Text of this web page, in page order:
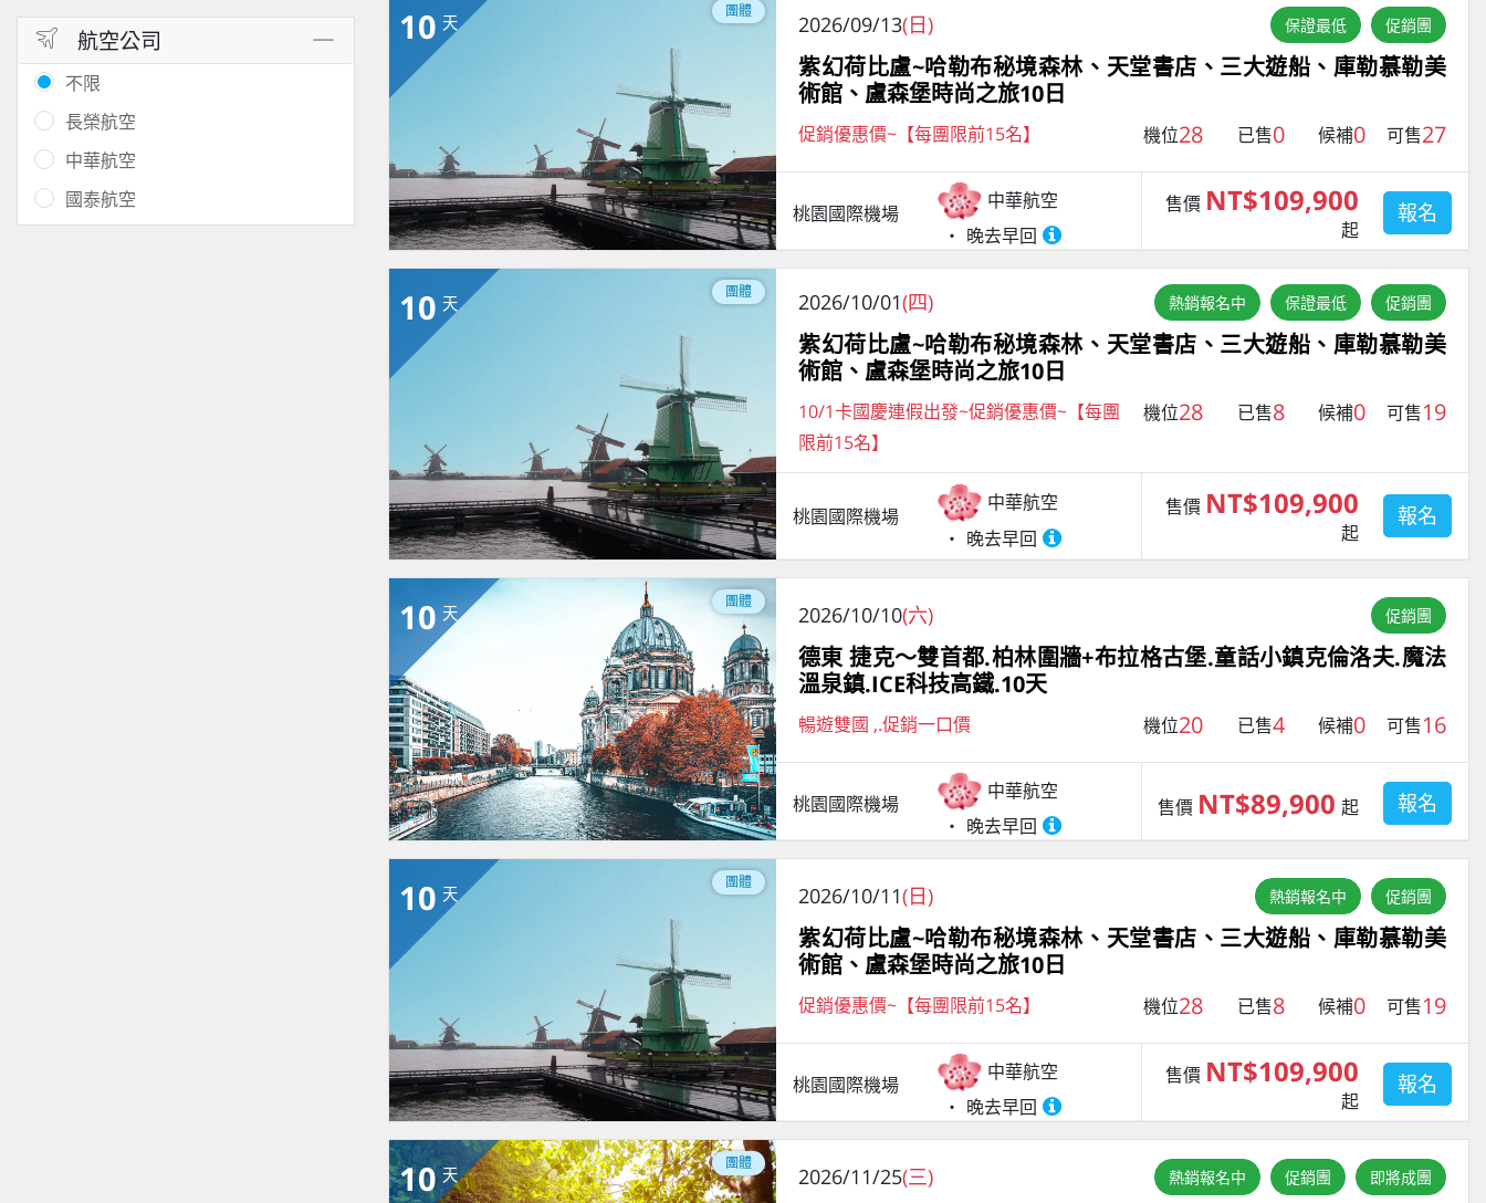
航空公司
不限
長榮航空
中華航空
國泰航空
10 天
團體
2026/09/13(日) 保證最低 促銷團
紫幻荷比盧~哈勒布秘境森林、天堂書店、三大遊船、庫勒慕勒美
術館、盧森堡時尚之旅10日
促銷優惠價~【每團限前15名】 機位28 已售0 候補0 可售27
桃園國際機場
中華航空
晚去早回
售價 NT$109,900
起
報名
10 天
團體 2026/10/01(四) 熱銷報名中 保證最低 促銷團
紫幻荷比盧~哈勒布秘境森林、天堂書店、三大遊船、庫勒慕勒美
術館、盧森堡時尚之旅10日
10/1卡國慶連假出發~促銷優惠價~【每團
限前15名】
機位28 已售8 候補0 可售19
桃園國際機場
中華航空
晚去早回
售價 NT$109,900
起
報名
10 天
團體
2026/10/10(六) 促銷團
德東 捷克～雙首都.柏林圍牆+布拉格古堡.童話小鎮克倫洛夫.魔法
溫泉鎮.ICE科技高鐵.10天
暢遊雙國 ,.促銷一口價 機位20 已售4 候補0 可售16
桃園國際機場
中華航空
晚去早回
售價 NT$89,900 起 報名
10 天
團體
2026/10/11(日) 熱銷報名中 促銷團
紫幻荷比盧~哈勒布秘境森林、天堂書店、三大遊船、庫勒慕勒美
術館、盧森堡時尚之旅10日
促銷優惠價~【每團限前15名】 機位28 已售8 候補0 可售19
桃園國際機場
中華航空
晚去早回
售價 NT$109,900
起
報名
10 天
團體
2026/11/25(三) 熱銷報名中 促銷團 即將成團